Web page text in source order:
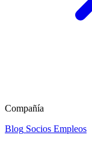
Compañía
Blog Socios Empleos